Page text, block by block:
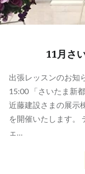
11月さ
出張レッスンのお知
15:00 「さいたま新
近藤建設さまの展示
を開催いたします。
ェ…